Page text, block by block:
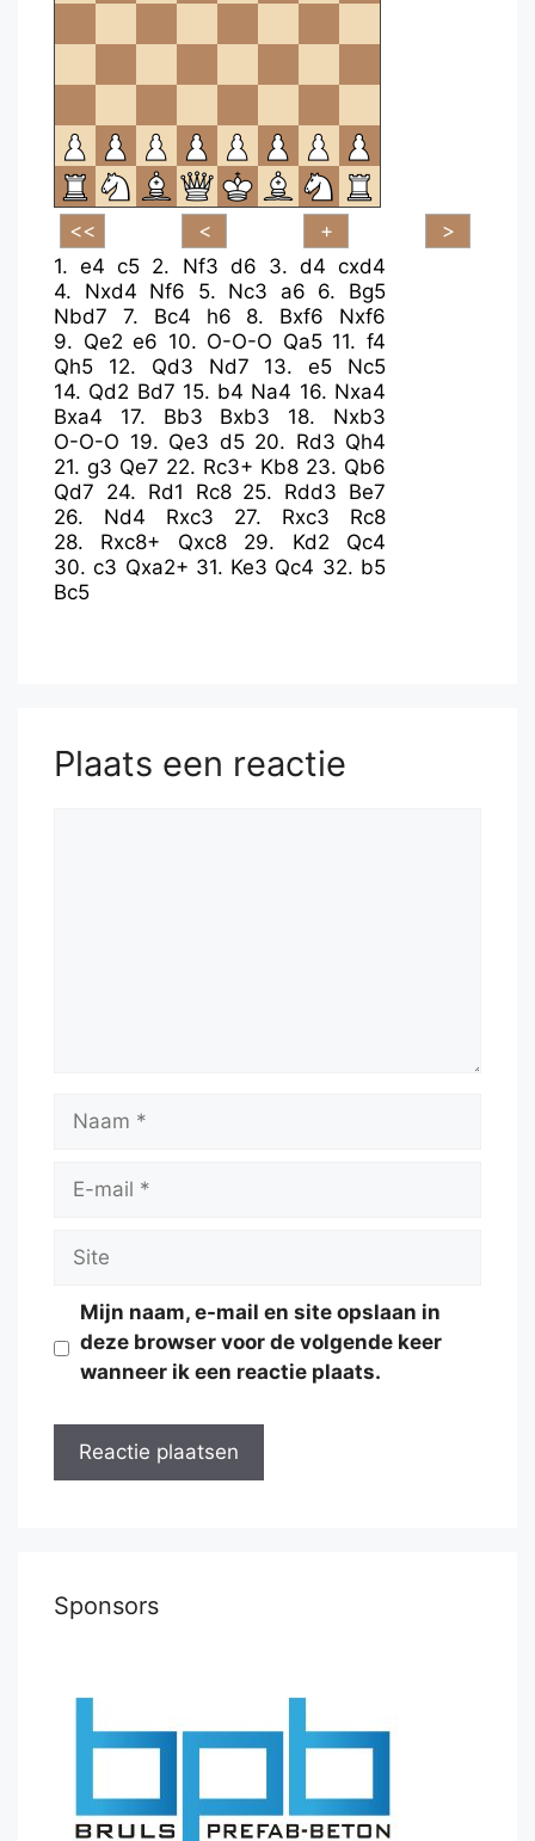
1.e4 c5 2. Nf3 d6 3. d4 cxd4
4. Nxd4 Nf6 5. Nc3 a6 6. Bg5
Nbd7
7. Bc4 h6 8. Bxf6
Nxf6
9. Qe2 e6 10. O-O-O Qa5 11.f4
Qh5
12. Qd3 Nd7 13.e5
Nc5
14. Qd2 Bd7 15. b4 Na4 16. Nxa4
Bxa4
17. Bb3 Bxb3 18. Nxb3
O-O-O 19. Qe3 d5 20. Rd3 Qh4
21. g3 Qe7 22. Rc3+ Kb8 23. Qb6
Qd7 24. Rd1 Rc8 25. Rdd3 Be7
26. Nd4 Rxc3 27. Rxc3
Rc8
28. Rxc8+ Qxc8 29. Kd2
Qc4
30.c3 Qxa2+ 31. Ke3 Qc4 32. b5
Bc5
Plaats een reactie
Naam
Site
Mijn naam, e-mail en site opslaan in
deze browser voor de volgende keer
wanneer ik een reactie plaats.
Sponsors